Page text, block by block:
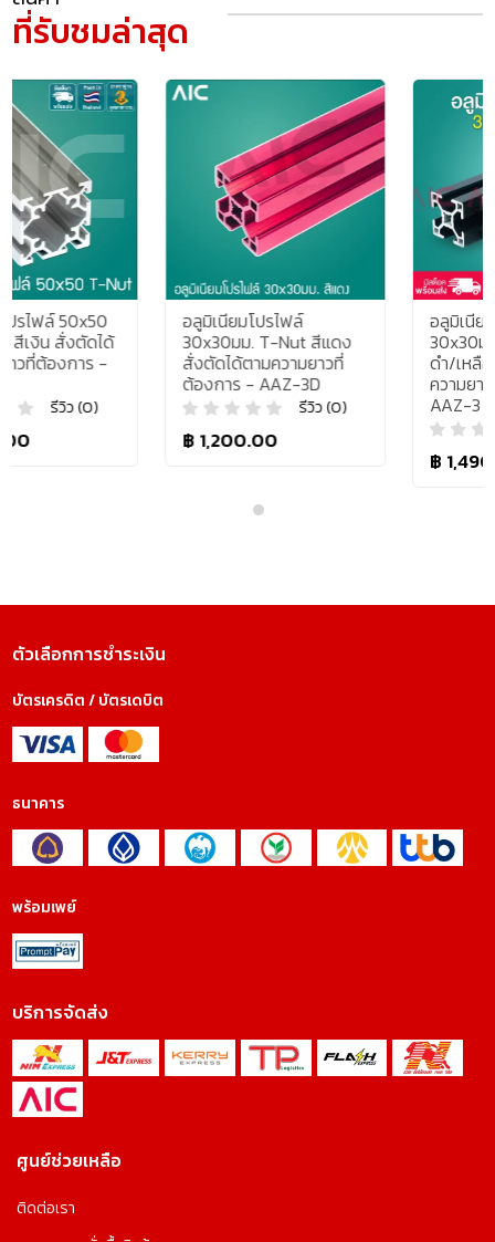
ที่รับชมล่าสุด
อลูมิเนียมโปรไฟล์
30x30มม. T-Nut สีแดง
สั่งตัดได้ตามความยาวที่
ต้องการ - AAZ-3D
รีวิว (0)
อลูมิเนียมโปรไฟล์
30x30มม. T-Nut สีเงิน/
ดำ/เหลือง สั่งตัดได้ตาม
ความยาวที่ต้องการ -
AAZ-3
รีวิว (0)
ตัวเลือกการชำระเงิน
บัตรเครดิต / บัตรเดบิต
ธนาคาร
พร้อมเพย์
บริการจัดส่ง
ศูนย์ช่วยเหลือ
ติดต่อเรา